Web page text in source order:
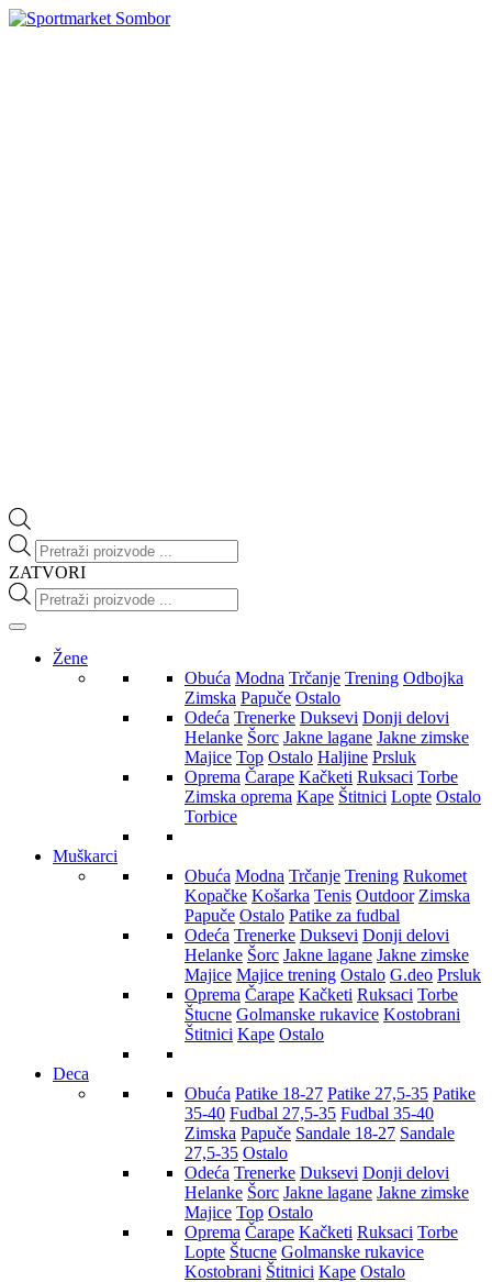
Products
search
ZATVORI
Products
search
Žene
Obuća Modna Trčanje Trening Odbojka
Zimska Papuče Ostalo
Odeća Trenerke Duksevi Donji delovi
Helanke Šorc Jakne lagane Jakne zimske
Majice Top Ostalo Haljine Prsluk
Oprema Čarape Kačketi Ruksaci Torbe
Zimska oprema Kape Štitnici Lopte Ostalo
Torbice
Muškarci
Obuća Modna Trčanje Trening Rukomet
Kopačke Košarka Tenis Outdoor Zimska
Papuče Ostalo Patike za fudbal
Odeća Trenerke Duksevi Donji delovi
Helanke Šorc Jakne lagane Jakne zimske
Majice Majice trening Ostalo G.deo Prsluk
Oprema Čarape Kačketi Ruksaci Torbe
Štucne Golmanske rukavice Kostobrani
Štitnici Kape Ostalo
Deca
Obuća Patike 18-27 Patike 27,5-35 Patike
35-40 Fudbal 27,5-35 Fudbal 35-40
Zimska Papuče Sandale 18-27 Sandale
27,5-35 Ostalo
Odeća Trenerke Duksevi Donji delovi
Helanke Šorc Jakne lagane Jakne zimske
Majice Top Ostalo
Oprema Čarape Kačketi Ruksaci Torbe
Lopte Štucne Golmanske rukavice
Kostobrani Štitnici Kape Ostalo